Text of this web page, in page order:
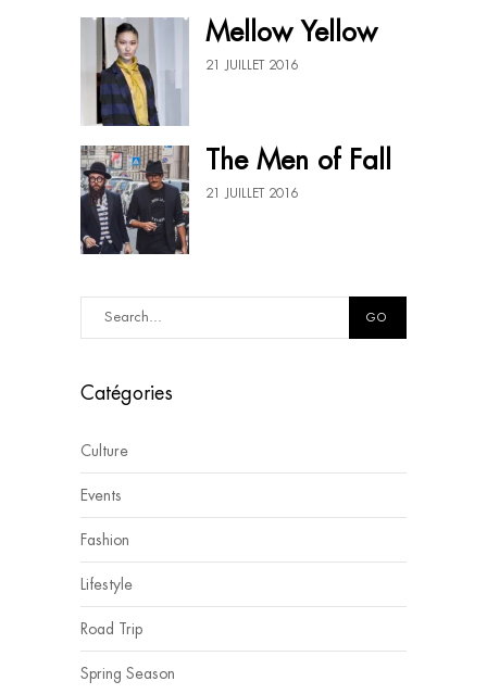
Mellow Yellow
21 JUILLET 2016
The Men of Fall
21 JUILLET 2016
GO
Catégories
Culture
Events
Fashion
Lifestyle
Road Trip
Spring Season